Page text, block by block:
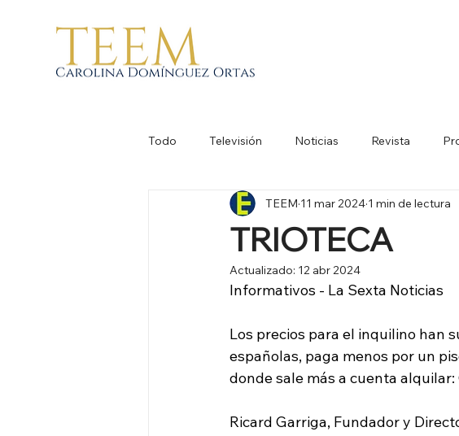
Todo Televisión Noticias Revista
TRIOTECA
TEEM 11 mar 2024 1 min de lectura
Actualizado: 12 abr 2024
Informativos - La Sexta Noticias
Los precios para el inquilino han
españolas, paga menos por un
donde sale más a cuenta
Ricard Garriga, Fundador y